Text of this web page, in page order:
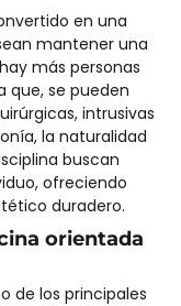
en una
mantener una
más personas
que, se pueden
intrusivas
la naturalidad
buscan
ofreciendo
duradero.
orientada
de los principales